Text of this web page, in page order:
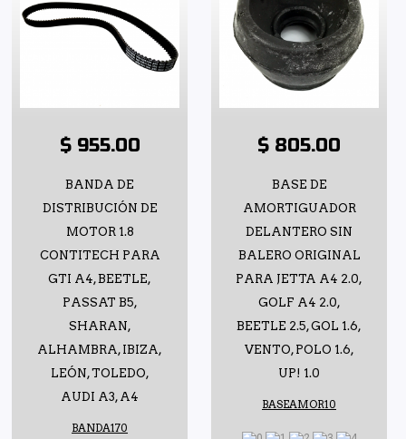
$ 955.00
BANDA DE
DISTRIBUCIÓN DE
MOTOR 1.8
CONTITECH PARA
GTI A4, BEETLE,
PASSAT B5,
SHARAN,
ALHAMBRA, IBIZA,
LEÓN, TOLEDO,
AUDI A3, A4
BANDA170
$ 805.00
BASE DE
AMORTIGUADOR
DELANTERO SIN
BALERO ORIGINAL
PARA JETTA A4 2.0,
GOLF A4 2.0,
BEETLE 2.5, GOL 1.6,
VENTO, POLO 1.6,
UP! 1.0
BASEAMOR10